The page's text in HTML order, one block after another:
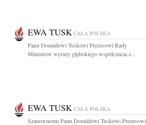
EWA TUSK CAŁA POLSKA
Panu Donaldowi Tuskowi Prezesowi Rady
Ministrów wyrazy głębokiego współczucia z...
EWA TUSK CAŁA POLSKA
Szanownemu Panu Donaldowi Tuskowi Prezesowi